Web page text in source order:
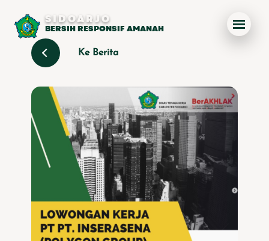
SIDOARJO
BERSIH RESPONSIF AMANAH
Ke Berita